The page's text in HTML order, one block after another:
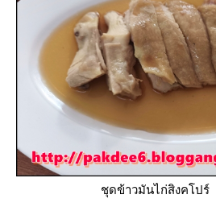
ชุดข้าวมันไก่สิงคโป